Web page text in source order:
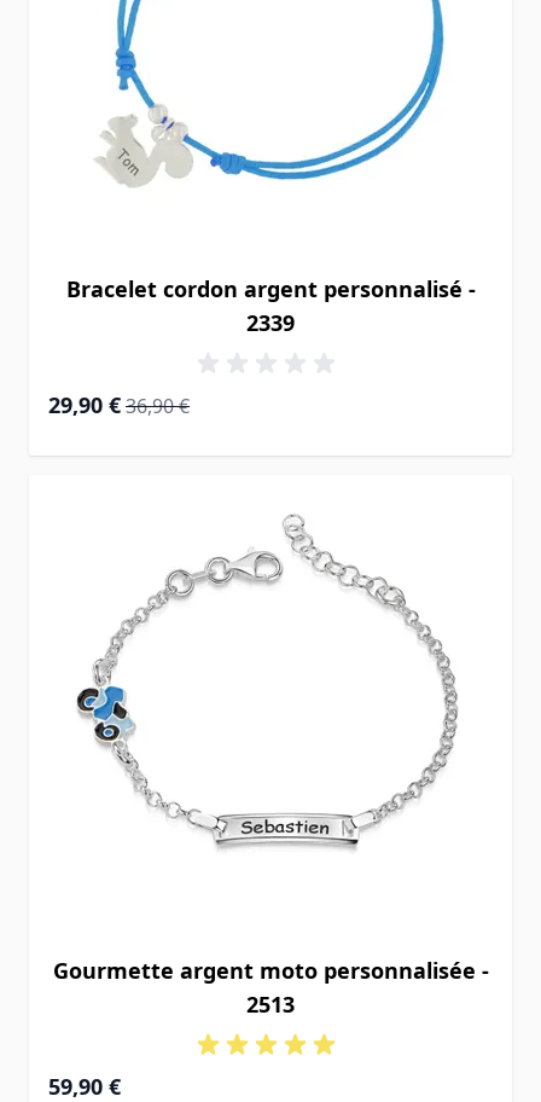
Bracelet cordon argent personnalisé -
2339
Prix Spécial
29,90 € Prix normal
36,90 €
Gourmette argent moto personnalisée -
2513
59,90 €